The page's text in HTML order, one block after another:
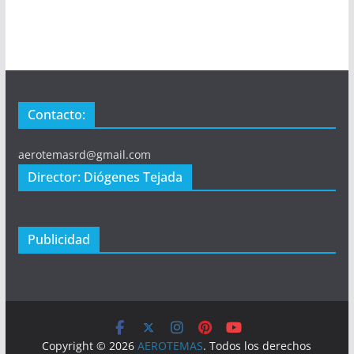
Contacto:
aerotemasrd@gmail.com
Director: Diógenes Tejada
Publicidad
Copyright © 2026AEROTEMAS. Todos los derechos